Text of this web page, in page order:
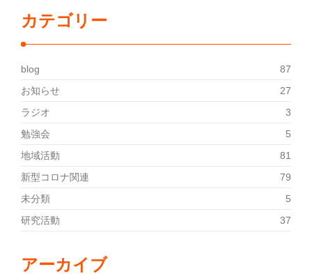
カテゴリー
blog
87
お知らせ
27
ラジオ
3
勉強会
5
地域活動
81
新型コロナ関連
79
未分類
5
研究活動
37
アーカイブ